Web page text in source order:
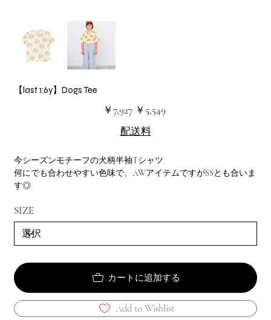
【last 1:6y】Dogs Tee
元
の
￥7,927
セ
ー
価
￥5,549
配送料
今シーズンモチーフの犬柄半袖Tシャツ
何にでも合わせやすい色味で、AWアイテムですがSSとも合いま
す◎
SIZE
カートに追加する
Add to Wishlist